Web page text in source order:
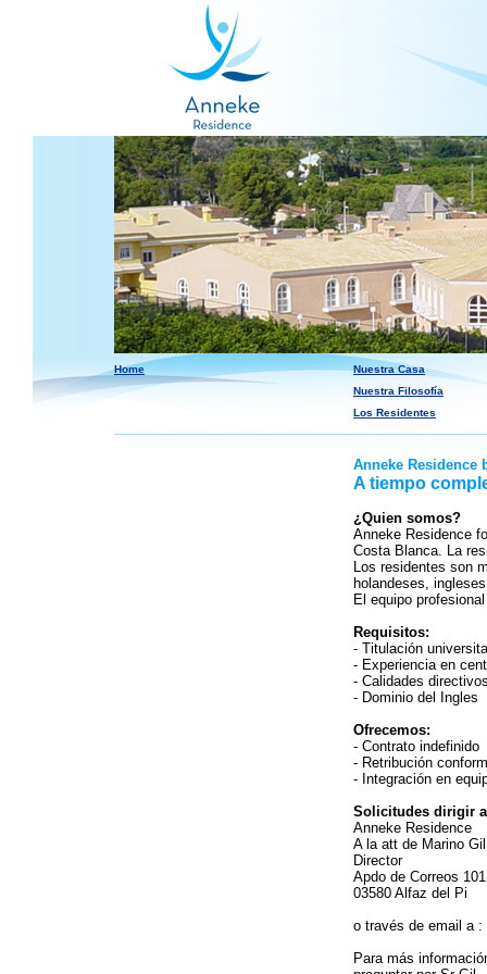
Home
Nuestra Casa
Nuestra Filosofía
Los Residentes
Anneke Residence
A tiempo
¿Quien somos?
Anneke Residence
Costa Blanca. La
Los residentes son
holandeses,
El equipo
Requisitos:
- Titulación
- Experiencia en
- Calidades
- Dominio del Ingles
Ofrecemos:
- Contrato indefinido
- Retribución
- Integración en
Solicitudes dirigir
Anneke Residence
A la att de Marino
Director
Apdo de Correos
03580 Alfaz del Pi
o través de email a :
Para más